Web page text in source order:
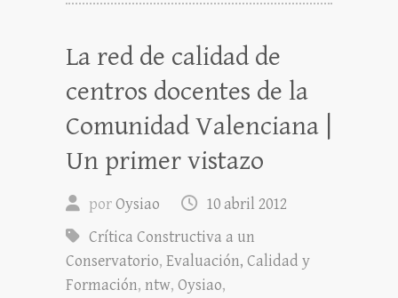
La red de calidad de
centros docentes de la
Comunidad Valenciana |
Un primer vistazo
porOysiao
10 abril 2012
Crítica Constructiva a un
Conservatorio, Evaluación, Calidad y
Formación, ntw, Oysiao,